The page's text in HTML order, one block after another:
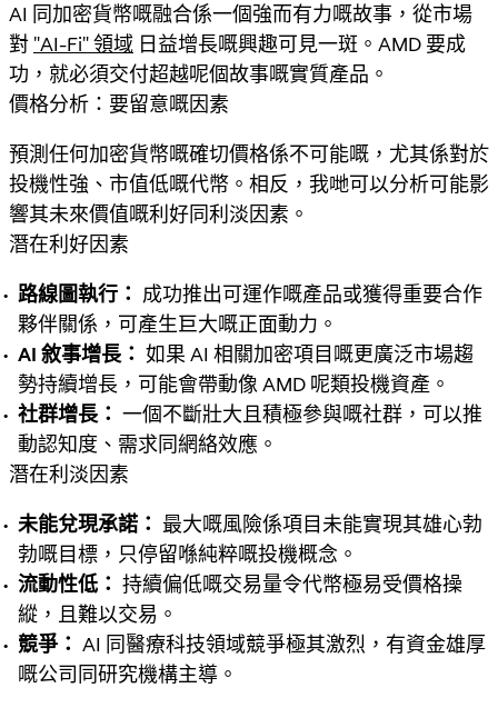
AI 同加密貨幣嘅融合係一個強而有力嘅故事，從市場
對 "AI-Fi" 領域 日益增長嘅興趣可見一斑。AMD 要成
功，就必須交付超越呢個故事嘅實質產品。
價格分析：要留意嘅因素
預測任何加密貨幣嘅確切價格係不可能嘅，尤其係對於
投機性強、市值低嘅代幣。相反，我哋可以分析可能影
響其未來價值嘅利好同利淡因素。
潛在利好因素
路線圖執行： 成功推出可運作嘅產品或獲得重要合作
夥伴關係，可產生巨大嘅正面動力。
AI 敘事增長： 如果 AI 相關加密項目嘅更廣泛市場趨
勢持續增長，可能會帶動像 AMD 呢類投機資產。
社群增長： 一個不斷壯大且積極參與嘅社群，可以推
動認知度、需求同網絡效應。
潛在利淡因素
未能兌現承諾： 最大嘅風險係項目未能實現其雄心勃
勃嘅目標，只停留喺純粹嘅投機概念。
流動性低： 持續偏低嘅交易量令代幣極易受價格操
縱，且難以交易。
競爭： AI 同醫療科技領域競爭極其激烈，有資金雄厚
嘅公司同研究機構主導。